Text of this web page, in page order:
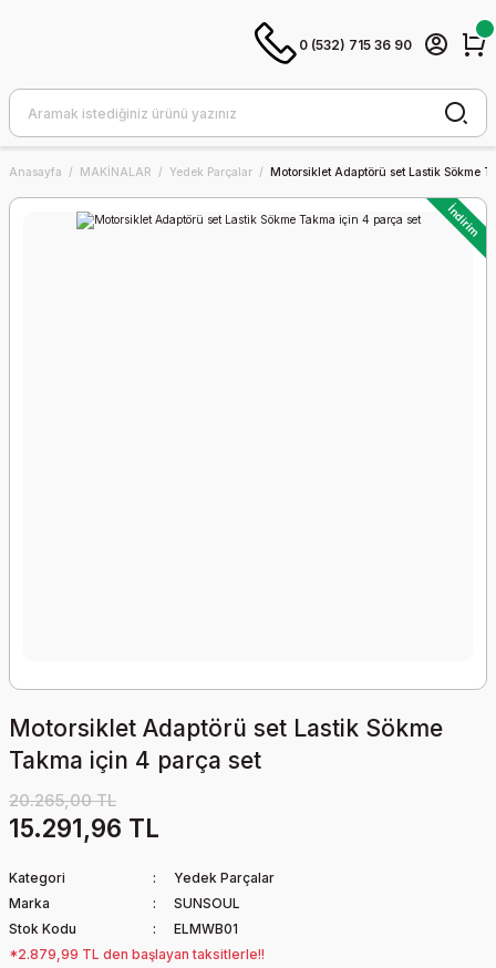
0 (532) 715 36 90
Anasayfa MAKİNALAR Yedek Parçalar Motorsiklet Adaptörü set Lastik Sökme
İndirim
Motorsiklet Adaptörü set Lastik Sökme
Takma için 4 parça set
20.265,00 TL
15.291,96 TL
Kategori
Yedek Parçalar
Marka
SUNSOUL
Stok Kodu
ELMWB01
*2.879,99 TL den başlayan taksitlerle!!